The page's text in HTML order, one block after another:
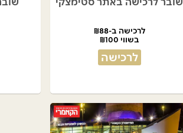
לרכישה ב-₪88
בשווי ₪100
לרכישה